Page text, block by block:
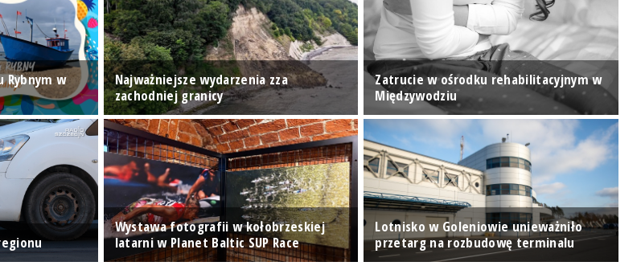
Rybnym w
Najważniejsze wydarzenia zza
zachodniej granicy
Zatrucie w ośrodku rehabilitacyjnym w
Międzywodziu
Wystawa fotografii w kołobrzeskiej
latarni w Planet Baltic SUP Race
Lotnisko w Goleniowie unieważniło
przetarg na rozbudowę terminalu